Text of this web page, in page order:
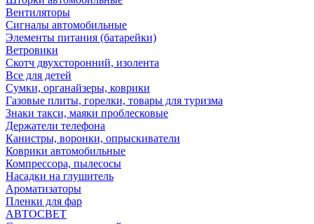
Вентиляторы
Сигналы автомобильные
Элементы питания (батарейки)
Ветровики
Скотч двухсторонний, изолента
Все для детей
Сумки, органайзеры, коврики
Газовые плиты, горелки, товары для туризма
Знаки такси, маяки проблесковые
Держатели телефона
Канистры, воронки, опрыскиватели
Коврики автомобильные
Компрессора, пылесосы
Насадки на глушитель
Ароматизаторы
Пленки для фар
АВТОСВЕТ